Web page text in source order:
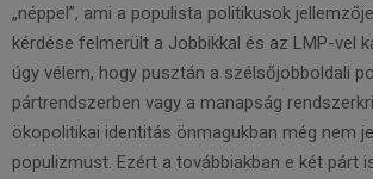
„néppel”, ami a populista politikusok
kérdése felmerült a Jobbikkal és az LMP-vel
úgy vélem, hogy pusztán a szélsőjobboldali
pártrendszerben vagy a manapság
ökopolitikai identitás önmagukban még nem
populizmust. Ezért a továbbiakban e két párt